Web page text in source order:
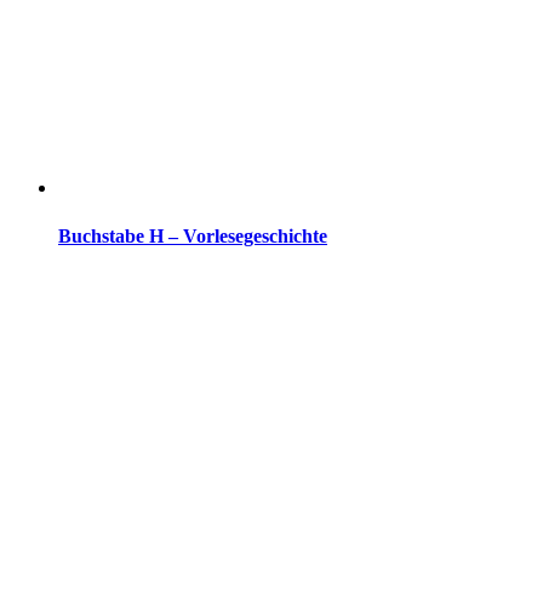
Buchstabe H – Vorlesegeschichte